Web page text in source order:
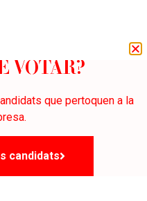
VOTAR?
que pertoquen a la
candidats